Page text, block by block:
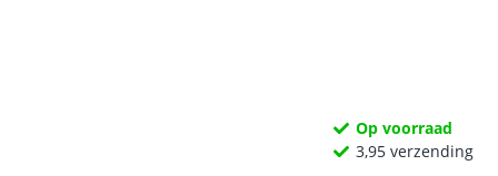
Op voorraad
3,95 verzending